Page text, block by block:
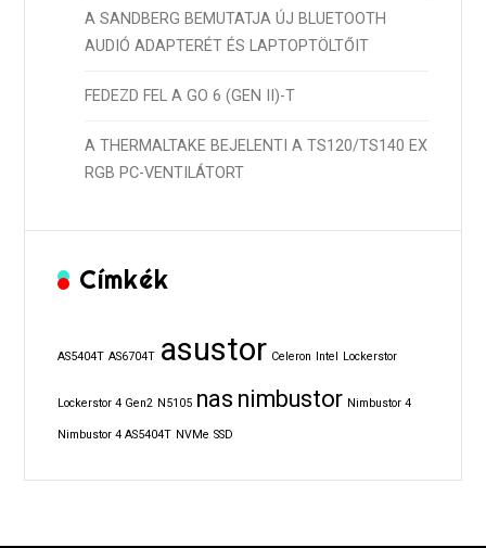
A SANDBERG BEMUTATJA ÚJ BLUETOOTH
AUDIÓ ADAPTERÉT ÉS LAPTOPTÖLTŐIT
FEDEZD FEL A GO 6 (GEN II)-T
A THERMALTAKE BEJELENTI A TS120/TS140 EX
RGB PC-VENTILÁTORT
Címkék
AS5404T AS6704T asustor Celeron Intel Lockerstor
Lockerstor 4 Gen2 N5105 nas nimbustor Nimbustor 4
Nimbustor 4 AS5404T NVMe SSD